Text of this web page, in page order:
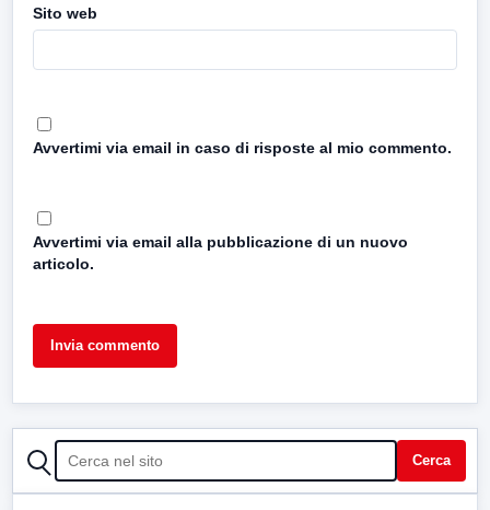
Sito web
Avvertimi via email in caso di risposte al mio commento.
Avvertimi via email alla pubblicazione di un nuovo
articolo.
CERCA Cerca